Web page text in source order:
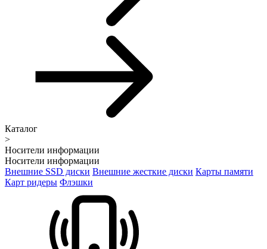
Каталог
>
Носители информации
Носители информации
Внешние SSD диски Внешние жесткие диски Карты памяти
Карт ридеры Флэшки